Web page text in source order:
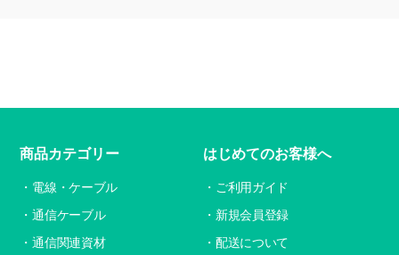
商品カテゴリー
電線・ケーブル
通信ケーブル
通信関連資材
はじめてのお客様へ
ご利用ガイド
新規会員登録
配送について